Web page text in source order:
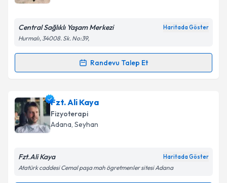
Kişisel verilerimin işlenmesine ilişkin
Metni'ni okudum ve kişisel verilerimin belirtilen
Takvim Talebini Gönder
Central Sağlıklı Yaşam Merkezi Haritada Göster
Hurmalı, 34008. Sk. No:39,
Randevu Talep Et
Randevu Takvimi Talebi
Fzt. Tuğçem Gözüyılmaz
oluşturun. Size bu uzmandan randevu almanız için bir
takvim hazırlandığında e-posta ile bilgilendireceğiz.
Fzt. Ali Kaya
Fizyoterapi
Adana, Seyhan
Fzt.Ali Kaya Haritada Göster
Atatürk caddesi Cemal paşa mah ögretmenler sitesi Adana